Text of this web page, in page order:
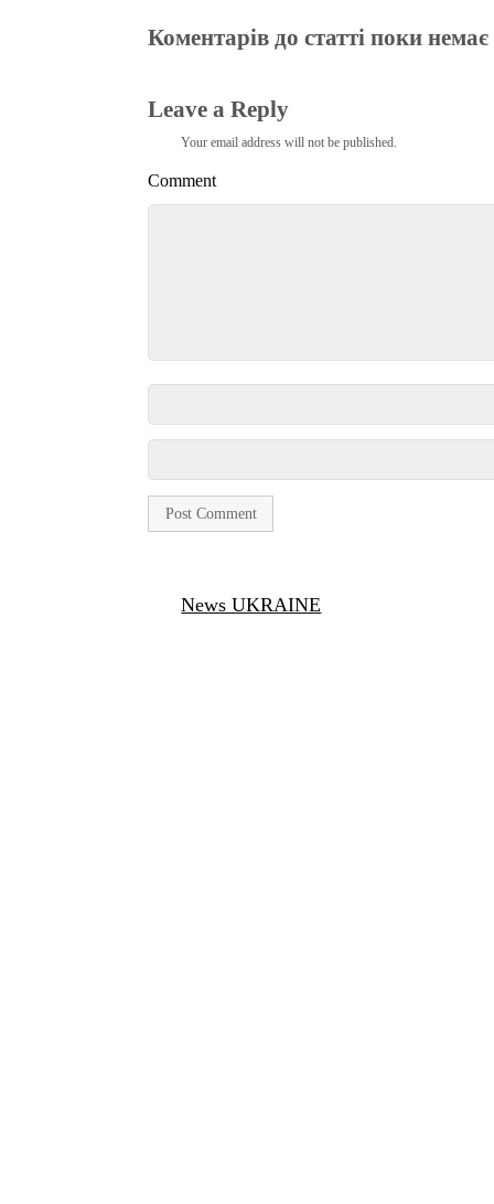
Коментарів до статті поки немає
Leave a Reply
Your email address will not be published.
Comment
News UKRAINE